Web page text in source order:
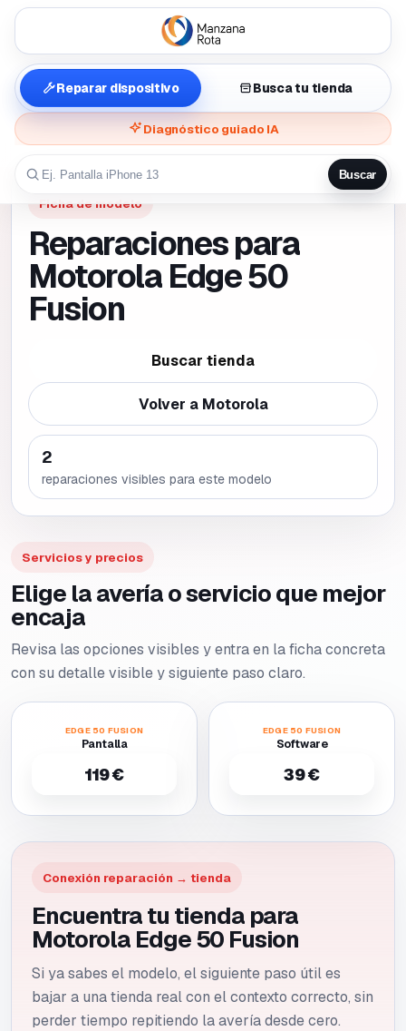
Reparar dispositivo Busca tu tienda
Diagnóstico guiado IA
Buscar
Ficha de modelo
Reparaciones para
Motorola Edge 50
Fusion
Buscar tienda
Volver a Motorola
2
reparaciones visibles para este modelo
Servicios y precios
Elige la avería o servicio que mejor
encaja
Revisa las opciones visibles y entra en la ficha concreta
con su detalle visible y siguiente paso claro.
EDGE 50 FUSION
Pantalla
119 €
EDGE 50 FUSION
Software
39 €
Conexión reparación → tienda
Encuentra tu tienda para
Motorola Edge 50 Fusion
Si ya sabes el modelo, el siguiente paso útil es
bajar a una tienda real con el contexto correcto, sin
perder tiempo repitiendo la avería desde cero.